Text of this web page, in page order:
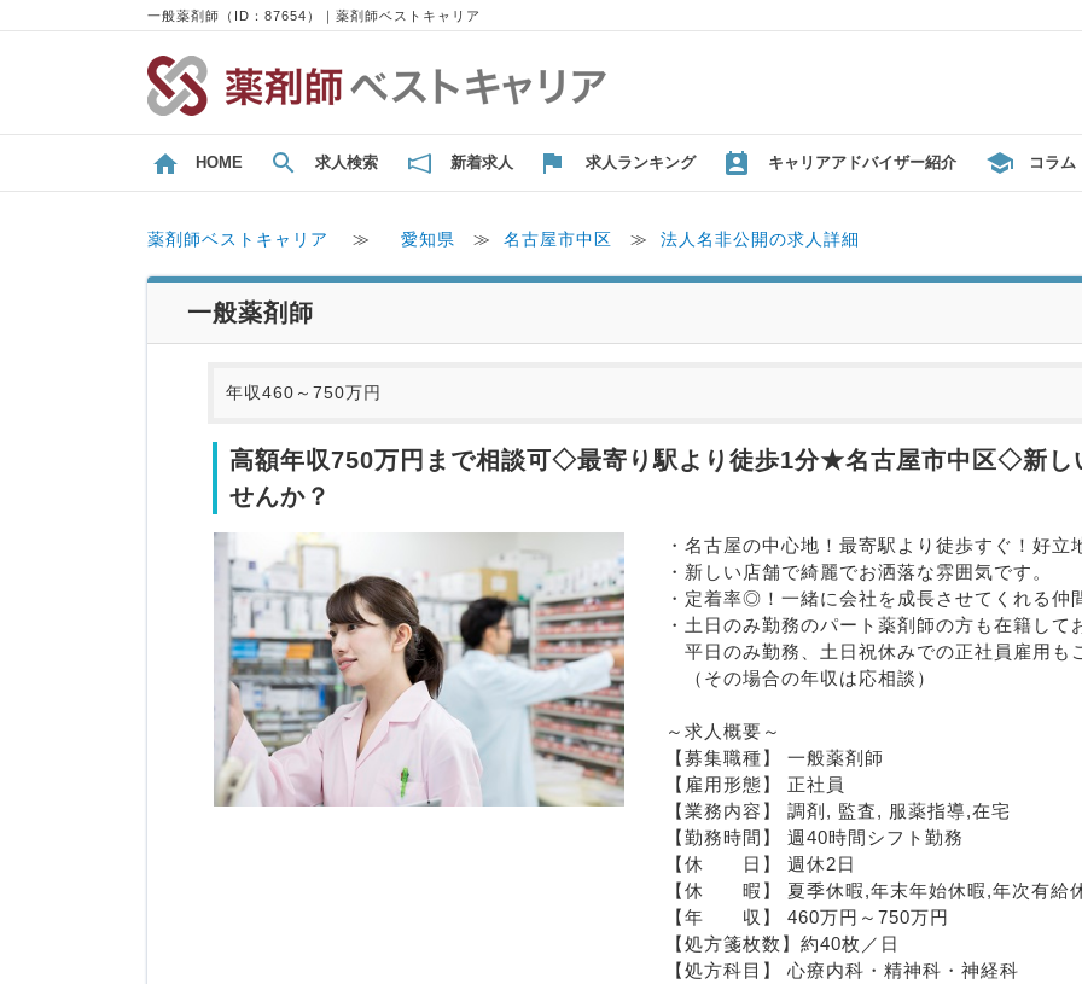
一般薬剤師（ID：87654）｜薬剤師ベストキャリア
HOME 求人検索 新着求人 求人ランキング キャリアアドバイザー紹介 コラム
薬剤師ベストキャリア ≫ 愛知県 ≫ 名古屋市中区 ≫ 法人名非公開の求人詳細
一般薬剤師
年収460～750万円
高額年収750万円まで相談可◇最寄り駅より徒歩1分★名古屋市中区◇新し
せんか？
・名古屋の中心地！最寄駅より徒歩すぐ！好立
・新しい店舗で綺麗でお洒落な雰囲気です。
・定着率◎！一緒に会社を成長させてくれる仲
・土日のみ勤務のパート薬剤師の方も在籍して
平日のみ勤務、土日祝休みでの正社員雇用も
（その場合の年収は応相談）
～求人概要～
【募集職種】 一般薬剤師
【雇用形態】 正社員
【業務内容】 調剤, 監査, 服薬指導,在宅
【勤務時間】 週40時間シフト勤務
【休　　日】 週休2日
【休　　暇】 夏季休暇,年末年始休暇,年次有給
【年　　収】 460万円～750万円
【処方箋枚数】約40枚／日
【処方科目】 心療内科・精神科・神経科